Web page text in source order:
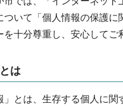
ついて「個人情報の保護
を十分尊重し、安心してご
は
」とは、生存する個人に